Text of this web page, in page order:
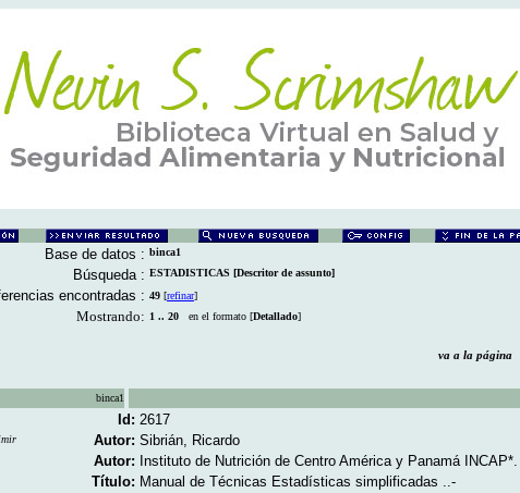
Base de datos : binca1
Búsqueda : ESTADISTICAS [Descritor de assunto]
encontradas : 49 [refinar]
Mostrando: 1 .. 20 en el formato [Detallado]
va a la página
binca1
Id: 2617
Autor: Sibrián, Ricardo
Autor: Instituto de Nutrición de Centro América y Panamá INCAP*.
Título: Manual de Técnicas Estadísticas simplificadas ..-